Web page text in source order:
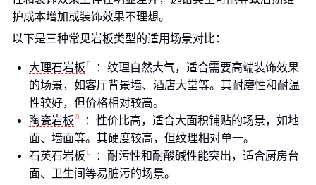
护成本增加或装饰效果不理想。
以下是三种常见岩板类型的适用场景对比：
大理石岩板
：纹理自然大气，适合需要高端装饰效果
的场景，如客厅背景墙、酒店大堂等。其耐磨性和耐温
性较好，但价格相对较高。
陶瓷岩板
：性价比高，适合大面积铺贴的场景，如地
面、墙面等。其硬度较高，但纹理相对单一。
石英石岩板
：耐污性和耐酸碱性能突出，适合厨房台
面、卫生间等易脏污的场景。